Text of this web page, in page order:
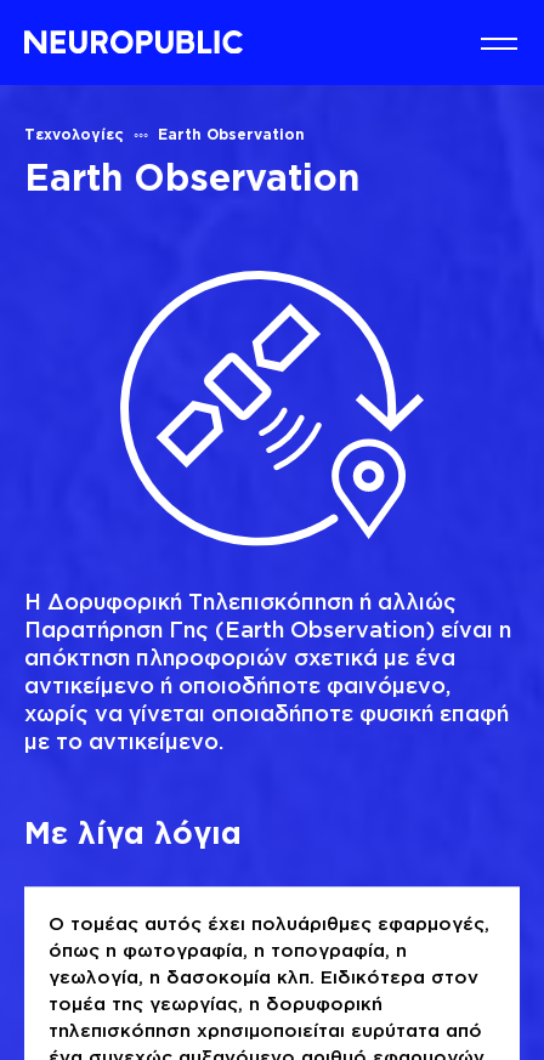
Τεχνολογίες Earth Observation
Earth Observation
Η Δορυφορική Τηλεπισκόπηση ή αλλιώς
Παρατήρηση Γης (Earth Observation) είναι η
απόκτηση πληροφοριών σχετικά με ένα
αντικείμενο ή οποιοδήποτε φαινόμενο,
χωρίς να γίνεται οποιαδήποτε φυσική επαφή
με το αντικείμενο.
Με λίγα λόγια
Ο τομέας αυτός έχει πολυάριθμες εφαρμογές,
όπως η φωτογραφία, η τοπογραφία, η
γεωλογία, η δασοκομία κλπ. Ειδικότερα στον
τομέα της γεωργίας, η δορυφορική
τηλεπισκόπηση χρησιμοποιείται ευρύτατα από